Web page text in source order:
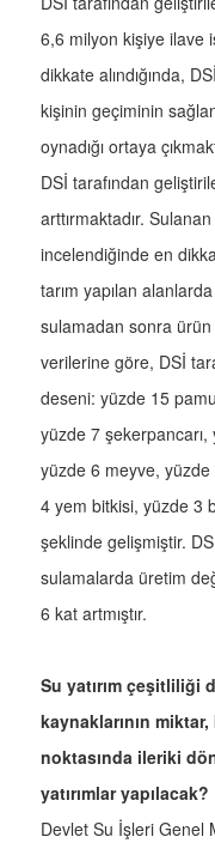
6,6 milyon kişiye ilave
dikkate alındığında,
kişinin geçiminin
oynadığı ortaya
DSİ tarafından
arttırmaktadır.
incelendiğinde en
tarım yapılan alanlarda
sulamadan sonra ürün
verilerine göre, DSİ
deseni: yüzde 15
yüzde 7
yüzde 6 meyve,
4 yem bitkisi, yüzde 3
şeklinde gelişmiştir.
sulamalarda üretim
6 kat artmıştır.
Su yatırım çeşitliliği
kaynaklarının
noktasında ileriki
yatırımlar yapılacak?
Devlet Su İşleri Genel